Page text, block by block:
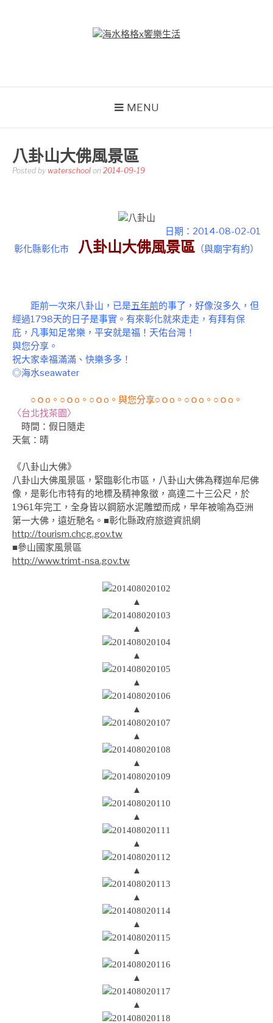
MENU
八卦山大佛風景區
Posted by waterschool on 2014-09-19
日期：2014-08-02-01
彰化縣彰化市
八卦山大佛風景區 （與廟宇有約）
距前一次來八卦山，已是五年前的事了，好像沒多久，但
經過1798天的日子是事實。有來彰化就來走走，有拜有保
庇，凡事知足常樂，平安就是福！天佑台灣！
與您分享。
祝大家幸福滿滿、快樂多多！
◎海水seawater
○ｏo。○ｏo。○ｏo。與您分享○ｏo。○ｏo。○ｏo。
〈台北找茶園〉
時間 ：假日隨走
天氣：晴
《八卦山大佛》
八卦山大佛風景區，緊臨彰化市區，八卦山大佛為釋迦牟尼佛
像，是彰化市特有的地標及精神象徵，高達二十三公尺，於
1961年完工，全身皆以鋼筋水泥雕塑而成，早年被喻為亞洲
第一大佛，遠近馳名。 ■彰化縣政府旅遊資訊網
http://tourism.chcg.gov.tw
■參山國家風景區
http://www.trimt-nsa.gov.tw
▲
▲
▲
▲
▲
▲
▲
▲
▲
▲
▲
▲
▲
▲
▲
▲